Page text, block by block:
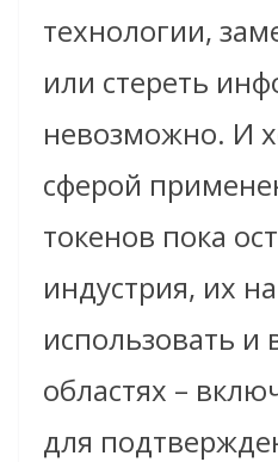
технологии,
или стереть
невозможно. И
сферой
токенов пока
индустрия, их
использовать и
областях –
для